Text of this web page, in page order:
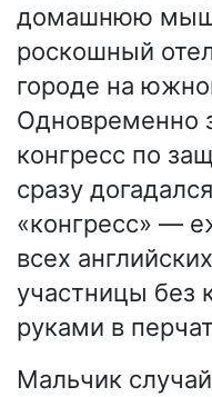
домашнюю
роскошный
городе на
Одновременно
конгресс по
сразу
«конгресс» —
всех
участницы без
руками в
Мальчик